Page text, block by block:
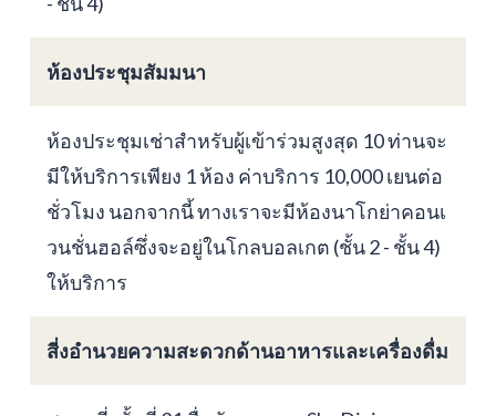
ห้องประชุมสัมมนา
ห้องประชุมเช่าสำหรับผู้เข้าร่วมสูงสุด 10 ท่านจะ
มีให้บริการเพียง 1 ห้อง ค่าบริการ 10,000 เยนต่อ
ชั่วโมง นอกจากนี้ ทางเราจะมีห้องนาโกย่าคอนเ
วนชั่นฮอล์ซึ่งจะอยู่ในโกลบอลเกต (ชั้น 2 - ชั้น 4)
ให้บริการ
สี่งอำนวยความสะดวกด้านอาหารและเครื่องดื่ม